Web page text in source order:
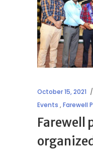
October 15, 2021
Events ,Farewell
Farewell